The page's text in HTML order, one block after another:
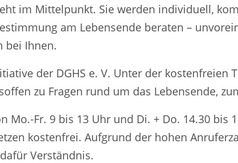
im Mittelpunkt. Sie werden individuell,
am Lebensende beraten –
bei Ihnen.
der DGHS e. V. Unter der kostenfreien
zu Fragen rund um das Lebensende,
Mo.-Fr. 9 bis 13 Uhr und Di. + Do. 14.30
kostenfrei. Aufgrund der hohen
Verständnis.